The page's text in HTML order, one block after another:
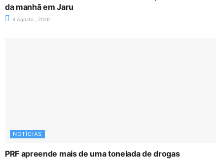
da manhã em Jaru
8 Agosto , 2026
NOTÍCIAS
PRF apreende mais de uma tonelada de drogas